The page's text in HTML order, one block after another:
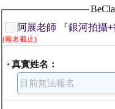
阿展老師 『銀河拍攝
(報名截止)
*真實姓名：